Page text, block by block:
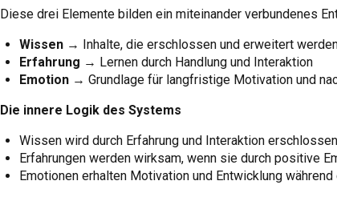
Diese drei Elemente bilden ein miteinander verbundenes
Wissen → Inhalte, die erschlossen und erweitert
Erfahrung → Lernen durch Handlung und Interaktion
Emotion → Grundlage für langfristige Motivation und
Die innere Logik des Systems
Wissen wird durch Erfahrung und Interaktion erschlossen
Erfahrungen werden wirksam, wenn sie durch positive
Emotionen erhalten Motivation und Entwicklung